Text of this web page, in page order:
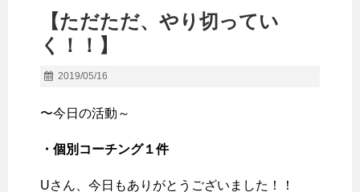
【ただただ、やり切ってい
く！！】
2019/05/16
〜今日の活動～
・個別コーチング１件
Uさん、今日もありがとうございました！！